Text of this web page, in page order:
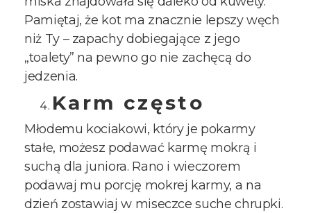
Pamiętaj, że kot ma znacznie lepszy węch
niż Ty – zapachy dobiegające z jego
„toalety” na pewno go nie zachęcą do
jedzenia.
Karm często
Młodemu kociakowi, który je pokarmy
stałe, możesz podawać karmę mokrą i
suchą dla juniora. Rano i wieczorem
podawaj mu porcję mokrej karmy, a na
dzień zostawiaj w miseczce suche chrupki.